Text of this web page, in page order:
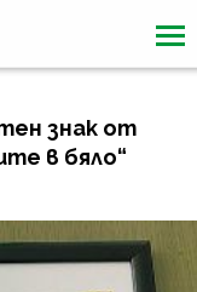
знак от
в бяло“